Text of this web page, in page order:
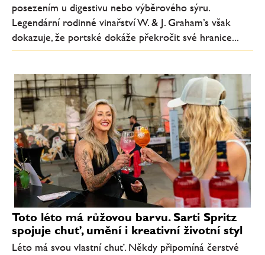
posezením u digestivu nebo výběrového sýru.
Legendární rodinné vinařství W. & J. Graham’s však
dokazuje, že portské dokáže překročit své hranice...
Toto léto má růžovou barvu. Sarti Spritz
spojuje chuť, umění i kreativní životní styl
Léto má svou vlastní chuť. Někdy připomíná čerstvé